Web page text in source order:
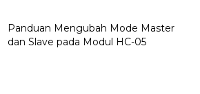
Panduan Mengubah Mode Master
dan Slave pada Modul HC-05